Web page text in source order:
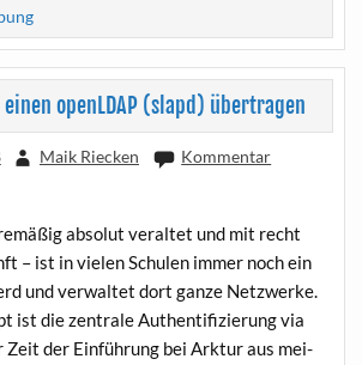
openLDAP (slapd) übertragen
Maik Riecken
Kommentar
abso­lut ver­al­tet und mit recht
– ist in vie­len Schu­len immer noch ein
und ver­wal­tet dort gan­ze Netz­wer­ke.
ist die zen­tra­le Authen­ti­fi­zie­rung via
Zeit der Ein­füh­rung bei Ark­tur aus mei­